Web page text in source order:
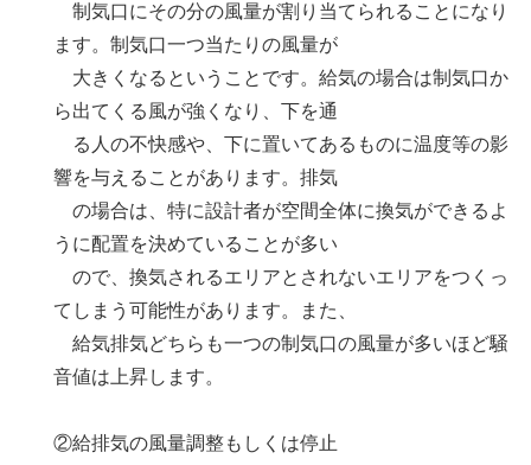
制気口にその分の風量が割り当てられることになり
ます。制気口一つ当たりの風量が
大きくなるということです。給気の場合は制気口か
ら出てくる風が強くなり、下を通
る人の不快感や、下に置いてあるものに温度等の影
響を与えることがあります。排気
の場合は、特に設計者が空間全体に換気ができるよ
うに配置を決めていることが多い
ので、換気されるエリアとされないエリアをつくっ
てしまう可能性があります。また、
給気排気どちらも一つの制気口の風量が多いほど騒
音値は上昇します。
②給排気の風量調整もしくは停止